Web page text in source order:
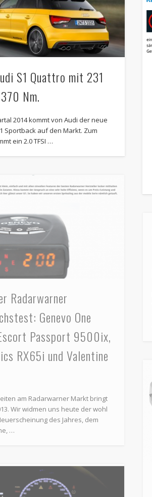
S1 Quattro mit 231
Nm.
2014 kommt von Audi der neue
Sportback auf den Markt. Zum
ein 2.0 TFSI …
Radarwarner
Genevo One
Passport 9500ix,
RX65i und Valentine
am Radarwarner Markt bringt
Wir widmen uns heute der wohl
des Jahres, dem
…